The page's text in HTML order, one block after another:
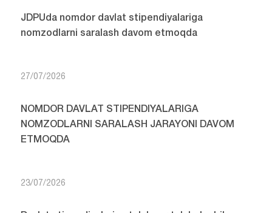
JDPUda nomdor davlat stipendiyalariga
nomzodlarni saralash davom etmoqda
27/07/2026
NOMDOR DAVLAT STIPENDIYALARIGA
NOMZODLARNI SARALASH JARAYONI DAVOM
ETMOQDA
23/07/2026